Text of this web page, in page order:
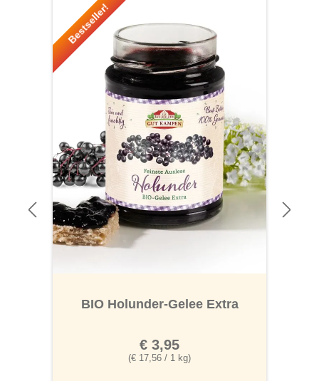
Bestseller!
BIO Holunder-Gelee Extra
(€ 17,56 / 1 kg)
€ 3,95